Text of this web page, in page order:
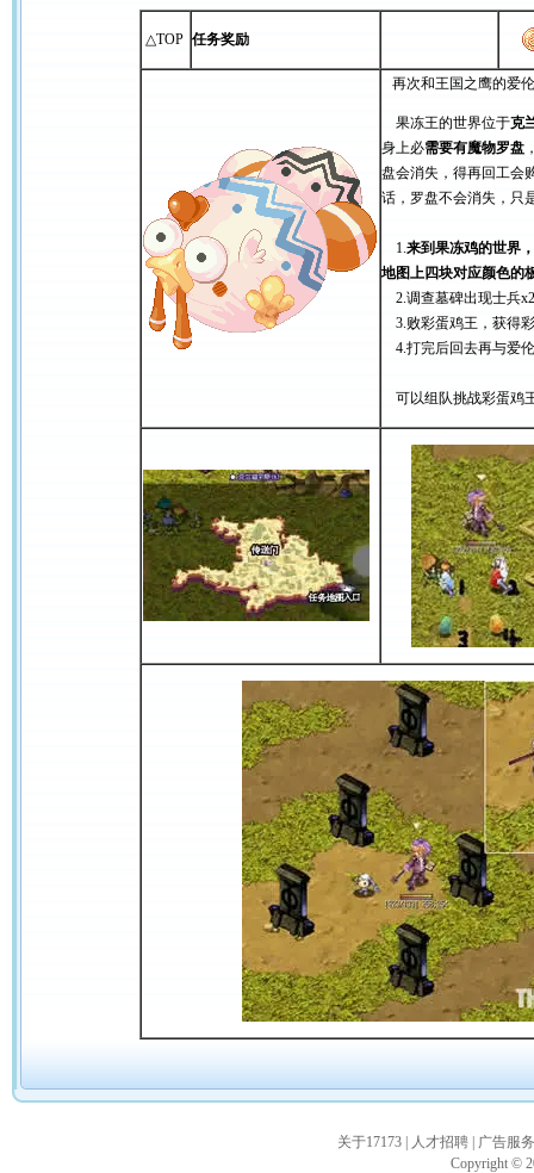
△TOP 任务奖励
再次和王国之鹰的爱
果冻王的世界位于克
身上必需要有魔物罗盘
盘会消失，得再回工会
话，罗盘不会消失，只
1.来到果冻鸡的世界
地图上四块对应颜色的
2.调查墓碑出现士兵
3.败彩蛋鸡王，获得
4.打完后回去再与爱
可以组队挑战彩蛋鸡
关于17173 人才招聘
广告服务
Copyright ©